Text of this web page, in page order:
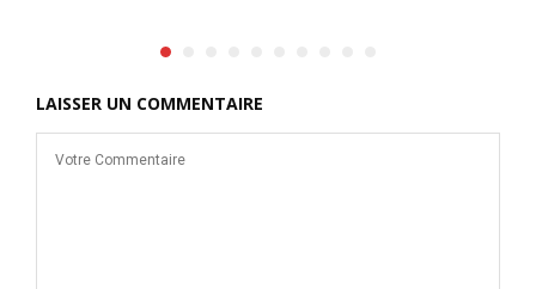
LAISSER UN COMMENTAIRE